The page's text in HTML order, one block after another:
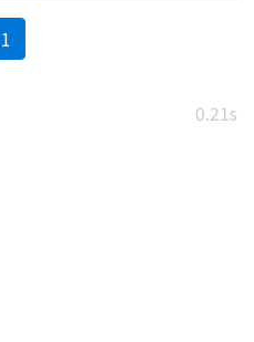
1
0.21s